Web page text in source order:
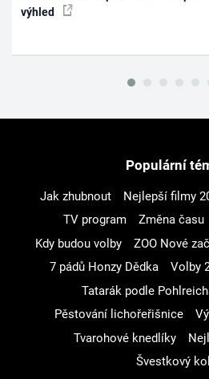
výhled
Populární
Jak zhubnout Nejlepší filmy
TV program
Změna času
Kdy budou volby
ZOO Nové
7 pádů Honzy Dědka
Volby
Tatarák podle
Pěstování lichořeřišnice
Tvarohové knedlíky
Švestkový